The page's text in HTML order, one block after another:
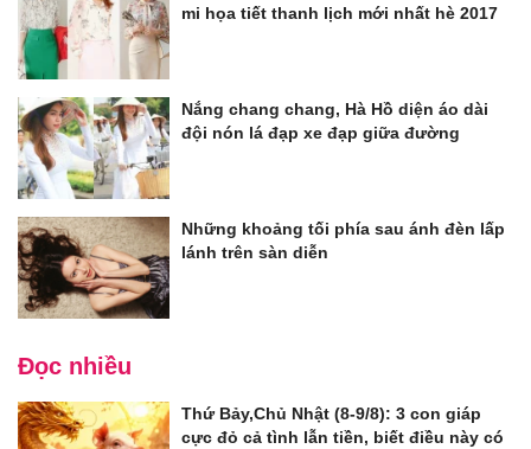
mi họa tiết thanh lịch mới nhất hè 2017
Nắng chang chang, Hà Hồ diện áo dài
đội nón lá đạp xe đạp giữa đường
Những khoảng tối phía sau ánh đèn lấp
lánh trên sàn diễn
Đọc nhiều
Thứ Bảy,Chủ Nhật (8-9/8): 3 con giáp
cực đỏ cả tình lẫn tiền, biết điều này có